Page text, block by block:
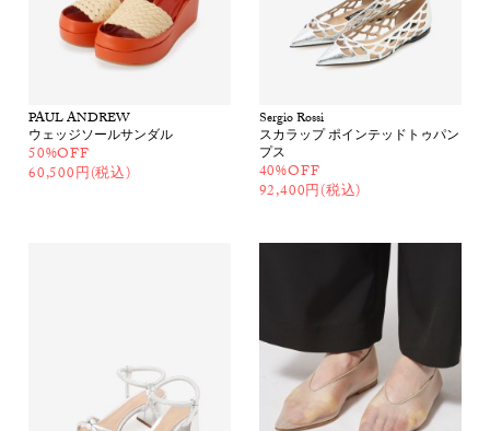
PAUL ANDREW
ウェッジソールサンダル
50%OFF
60,500円(税込)
Sergio Rossi
スカラップ ポインテッドトゥパン
プス
40%OFF
92,400円(税込)